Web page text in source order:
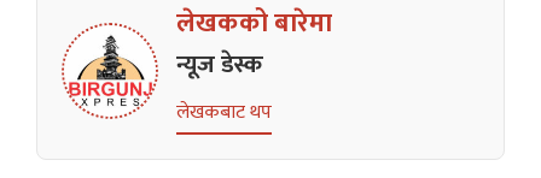
लेखकको बारेमा
न्यूज डेस्क
लेखकबाट थप